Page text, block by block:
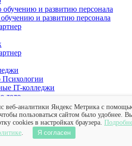
и развитию персонала
и развитию персонала
IT-колледжи
дело
веб-аналитики Яндекс Метрика с
пользоваться сайтом было удобнее.
cookies в настройках браузера.
. Я согласен